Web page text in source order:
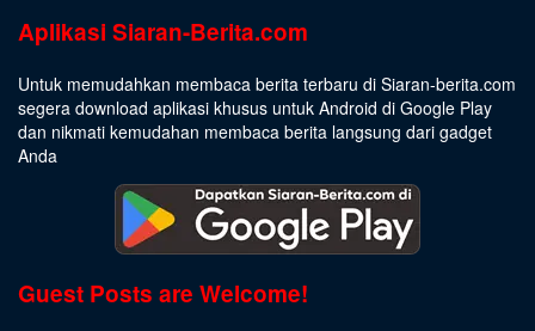
Aplikasi Siaran-Berita.com
Untuk memudahkan membaca berita terbaru di Siaran-berita.com
segera download aplikasi khusus untuk Android di Google Play
dan nikmati kemudahan membaca berita langsung dari gadget
Anda
Guest Posts are Welcome!